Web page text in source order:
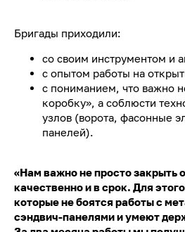
Бригады приходили:
со своим инструментом и
с опытом работы на
с пониманием, что важно
коробку», а соблюсти
узлов (ворота, фасонные
панелей).
«Нам важно не просто закрыть
качественно и в срок. Для
которые не боятся работы с
сэндвич-панелями и умеют